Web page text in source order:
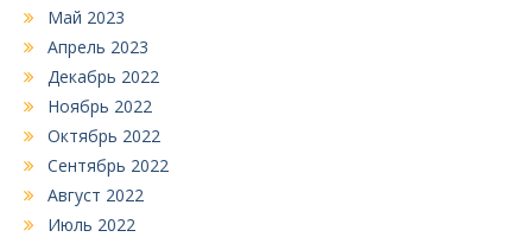
Май 2023
Апрель 2023
Декабрь 2022
Ноябрь 2022
Октябрь 2022
Сентябрь 2022
Август 2022
Июль 2022